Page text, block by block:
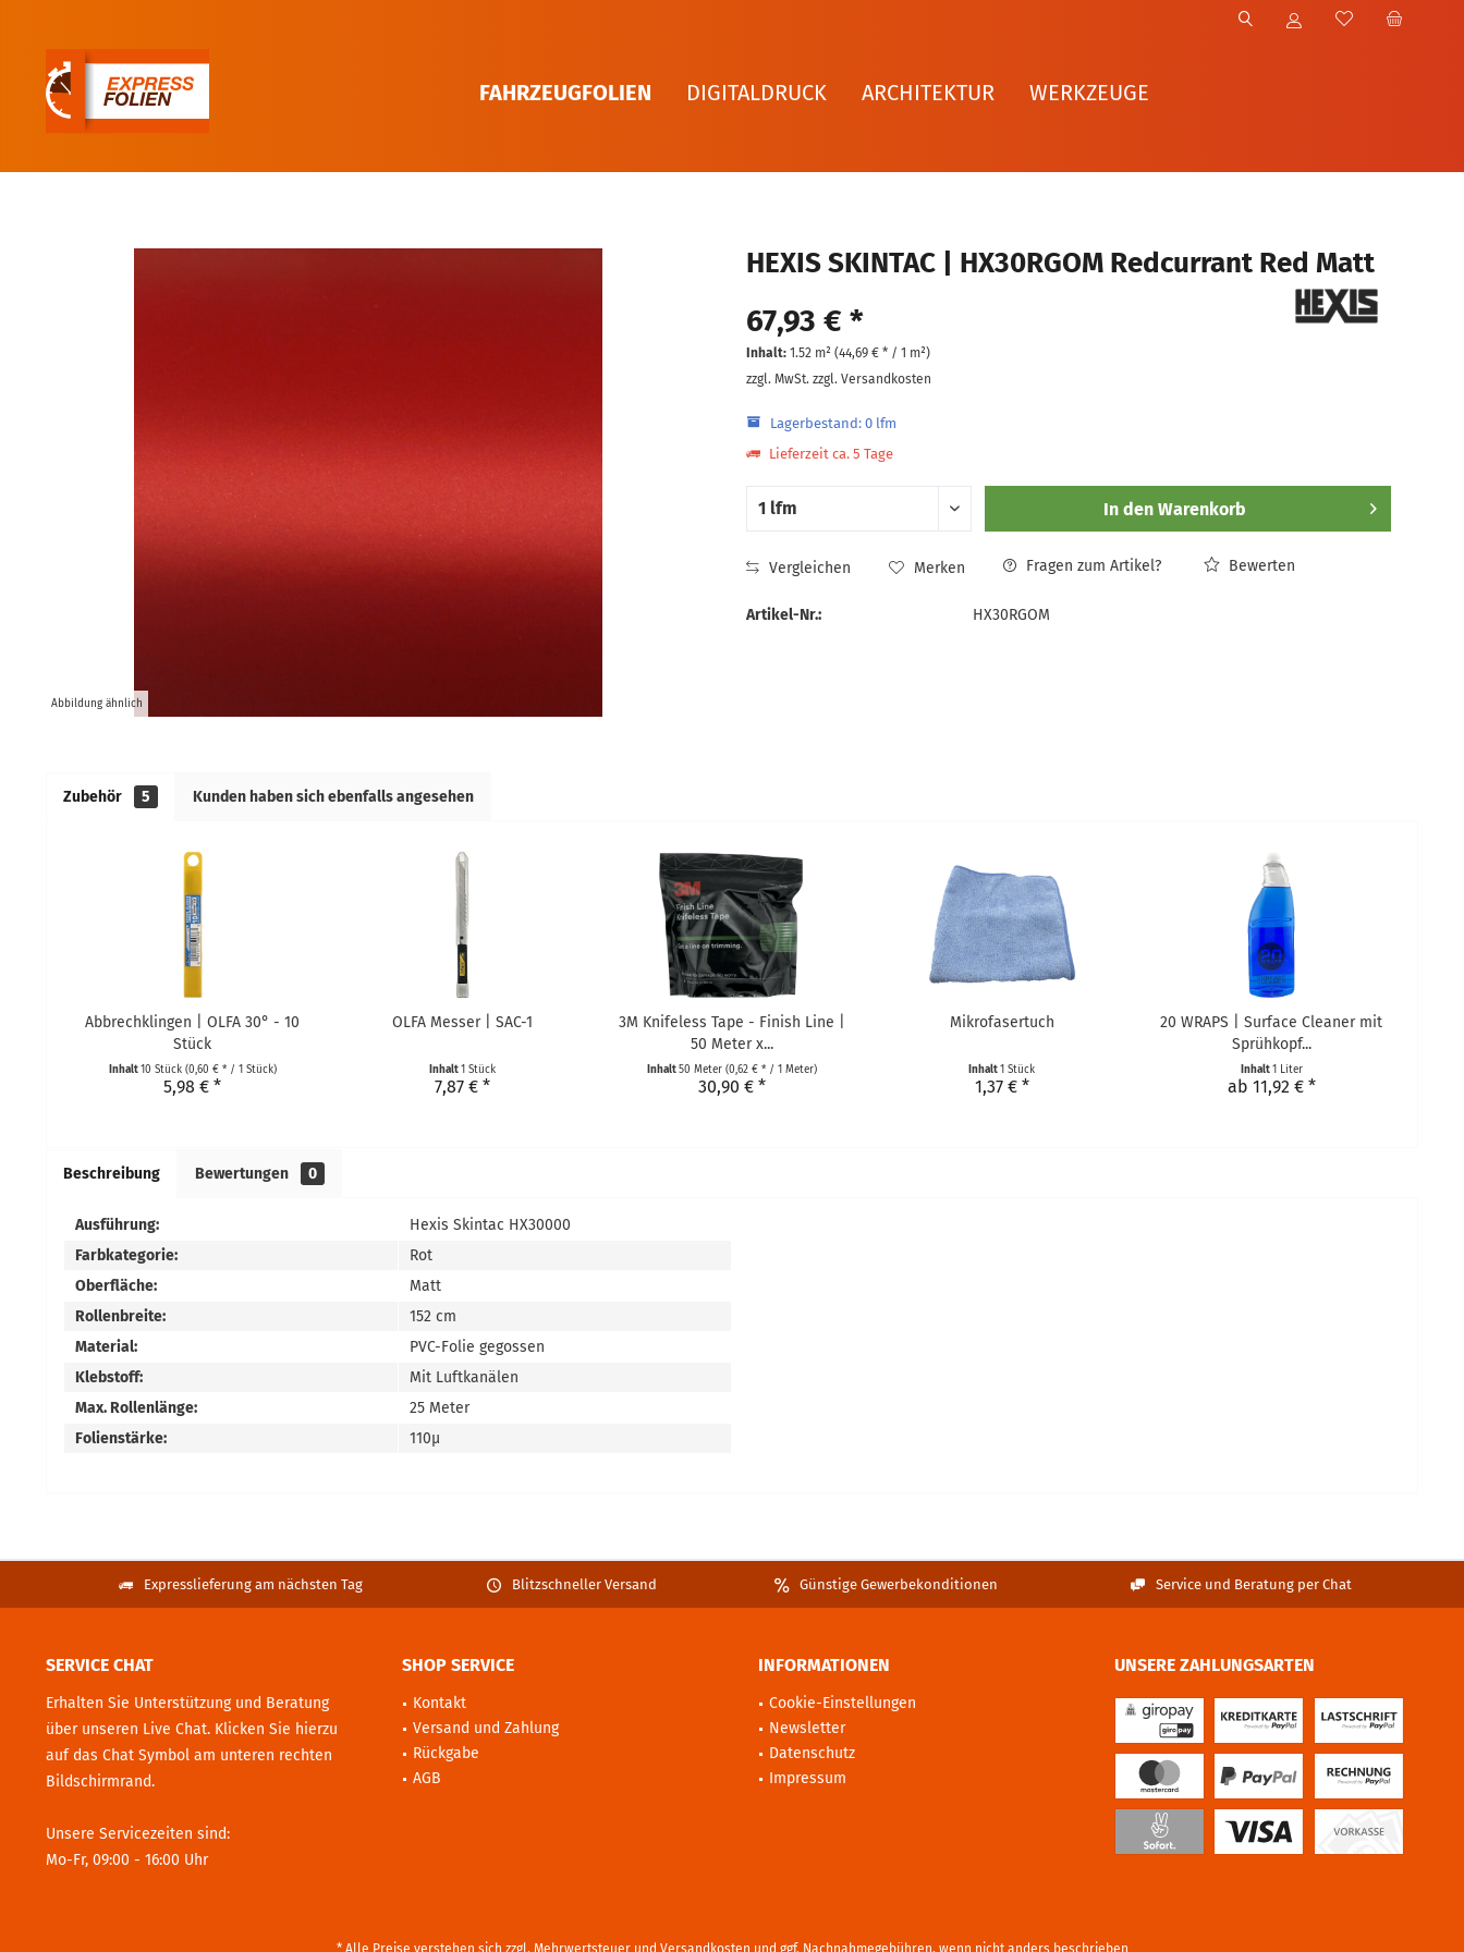
FAHRZEUGFOLIEN DIGITALDRUCK ARCHITEKTUR WERKZEUGE
Abbildung ähnlich
HEXIS SKINTAC | HX30RGOM Redcurrant Red Matt
67,93 € *
Inhalt: 1.52 m² (44,69 €* / 1 m²)
zzgl. MwSt. zzgl. Versandkosten
Lagerbestand: 0 lfm
Lieferzeit ca. 5 Tage
In den Warenkorb
Vergleichen Merken Fragen zum Artikel? Bewerten
Artikel-Nr.: HX30RGOM
Zubehör 5 Kunden haben sich ebenfalls angesehen
Abbrechklingen | OLFA 30° - 10
Stück
Inhalt10 Stück (0,60 € * / 1 Stück)
5,98 € *
OLFA Messer | SAC-1
Inhalt1 Stück
7,87 € *
3M Knifeless Tape - Finish Line |
50 Meter x...
Inhalt50 Meter (0,62 € * / 1 Meter)
30,90 € *
Mikrofasertuch
Inhalt1 Stück
1,37 € *
20 WRAPS | Surface Cleaner mit
Sprühkopf...
Inhalt1 Liter
ab 11,92 € *
Beschreibung Bewertungen 0
Ausführung:
Hexis Skintac HX30000
Farbkategorie:
Rot
Oberfläche:
Matt
Rollenbreite:
152 cm
Material:
PVC-Folie gegossen
Klebstoff:
Mit Luftkanälen
Max. Rollenlänge:
25 Meter
Folienstärke:
110µ
Expresslieferung am nächsten Tag Blitzschneller Versand Günstige Gewerbekonditionen Service und Beratung per Chat
SERVICE CHAT
Erhalten Sie Unterstützung und Beratung
über unseren Live Chat. Klicken Sie hierzu
auf das Chat Symbol am unteren rechten
Bildschirmrand.
Unsere Servicezeiten sind:
Mo-Fr, 09:00 - 16:00 Uhr
SHOP SERVICE
Kontakt
Versand und Zahlung
Rückgabe
AGB
INFORMATIONEN
Cookie-Einstellungen
Newsletter
Datenschutz
Impressum
UNSERE ZAHLUNGSARTEN